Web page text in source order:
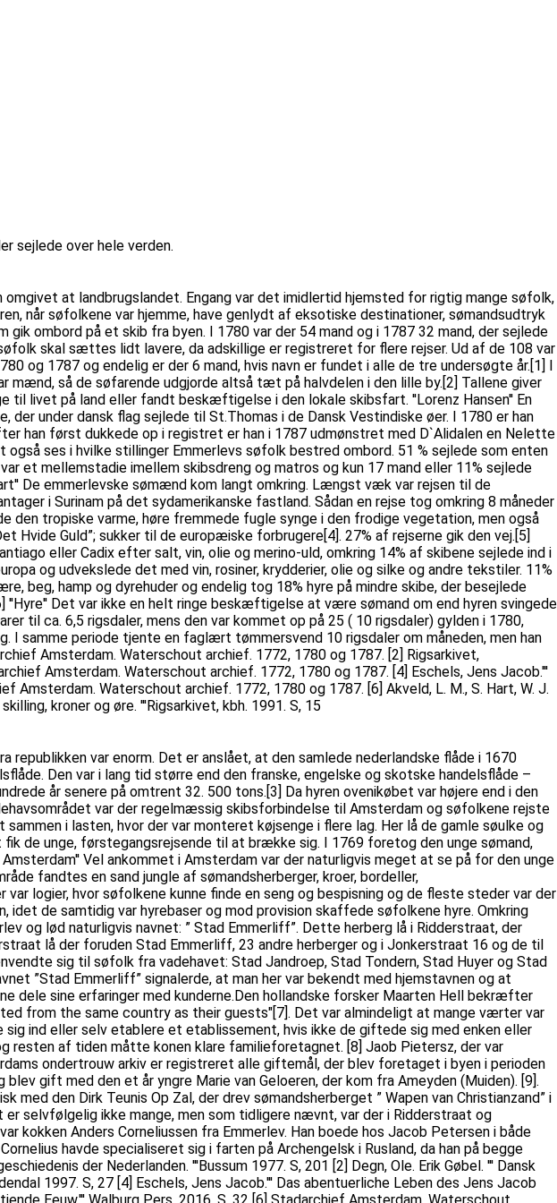
sejlede over hele verden.
at landbrugslandet. Engang var det imidlertid hjemsted for rigtig mange søfolk,
når søfolkene var hjemme, have genlydt af eksotiske destinationer, sømandsudtryk
ombord på et skib fra byen. I 1780 var der 54 mand og i 1787 32 mand, der sejlede
skal sættes lidt lavere, da adskillige er registreret for flere rejser. Ud af de 108 var
og 1787 og endelig er der 6 mand, hvis navn er fundet i alle de tre undersøgte år.[1] I
så de søfarende udgjorde altså tæt på halvdelen i den lille by.[2] Tallene giver
livet på land eller fandt beskæftigelse i den lokale skibsfart. ''Lorenz Hansen'' En
under dansk flag sejlede til St.Thomas i de Dansk Vestindiske øer. I 1780 er han
han først dukkede op i registret er han i 1787 udmønstret med D`Alidalen en Nelette
ses i hvilke stillinger Emmerlevs søfolk bestred ombord. 51 % sejlede som enten
et mellemstadie imellem skibsdreng og matros og kun 17 mand eller 11% sejlede
De emmerlevske sømænd kom langt omkring. Længst væk var rejsen til de
i Surinam på det sydamerikanske fastland. Sådan en rejse tog omkring 8 måneder
tropiske varme, høre fremmede fugle synge i den frodige vegetation, men også
Hvide Guld”; sukker til de europæiske forbrugere[4]. 27% af rejserne gik den vej.[5]
eller Cadix efter salt, vin, olie og merino-uld, omkring 14% af skibene sejlede ind i
og udvekslede det med vin, rosiner, krydderier, olie og silke og andre tekstiler. 11%
beg, hamp og dyrehuder og endelig tog 18% hyre på mindre skibe, der besejlede
Det var ikke en helt ringe beskæftigelse at være sømand om end hyren svingede
til ca. 6,5 rigsdaler, mens den var kommet op på 25 ( 10 rigsdaler) gylden i 1780,
I samme periode tjente en faglært tømmersvend 10 rigsdaler om måneden, men han
Amsterdam. Waterschout archief. 1772, 1780 og 1787. [2] Rigsarkivet,
Amsterdam. Waterschout archief. 1772, 1780 og 1787. [4] Eschels, Jens Jacob.'''
Amsterdam. Waterschout archief. 1772, 1780 og 1787. [6] Akveld, L. M., S. Hart, W. J.
kroner og øre. '''Rigsarkivet, kbh. 1991. S, 15
var enorm. Det er anslået, at den samlede nederlandske flåde i 1670
Den var i lang tid større end den franske, engelske og skotske handelsflåde –
år senere på omtrent 32. 500 tons.[3] Da hyren ovenikøbet var højere end i den
var der regelmæssig skibsforbindelse til Amsterdam og søfolkene rejste
i lasten, hvor der var monteret køjsenge i flere lag. Her lå de gamle søulke og
de unge, førstegangsrejsende til at brække sig. I 1769 foretog den unge sømand,
Vel ankommet i Amsterdam var der naturligvis meget at se på for den unge
fandtes en sand jungle af sømandsherberger, kroer, bordeller,
logier, hvor søfolkene kunne finde en seng og bespisning og de fleste steder var der
de samtidig var hyrebaser og mod provision skaffede søfolkene hyre. Omkring
og lød naturligvis navnet: ” Stad Emmerliff”. Dette herberg lå i Ridderstraat, der
lå der foruden Stad Emmerliff, 23 andre herberger og i Jonkerstraat 16 og de til
sig til søfolk fra vadehavet: Stad Jandroep, Stad Tondern, Stad Huyer og Stad
”Stad Emmerliff” signalerde, at man her var bekendt med hjemstavnen og at
dele sine erfaringer med kunderne.Den hollandske forsker Maarten Hell bekræfter
from the same country as their guests"[7]. Det var almindeligt at mange værter var
ind eller selv etablere et etablissement, hvis ikke de giftede sig med enken eller
resten af tiden måtte konen klare familieforetagnet. [8] Jaob Pietersz, der var
ondertrouw arkiv er registreret alle giftemål, der blev foretaget i byen i perioden
gift med den et år yngre Marie van Geloeren, der kom fra Ameyden (Muiden). [9].
den Dirk Teunis Op Zal, der drev sømandsherberget ” Wapen van Christianzand” i
selvfølgelig ikke mange, men som tidligere nævnt, var der i Ridderstraat og
kokken Anders Corneliussen fra Emmerlev. Han boede hos Jacob Petersen i både
havde specialiseret sig i farten på Archengelsk i Rusland, da han på begge
der Nederlanden. '''Bussum 1977. S, 201 [2] Degn, Ole. Erik Gøbel. ''' Dansk
1997. S, 27 [4] Eschels, Jens Jacob.''' Das abentuerliche Leben des Jens Jacob
Eeuw.''' Walburg Pers. 2016. S, 32 [6] Stadarchief Amsterdam. Waterschout